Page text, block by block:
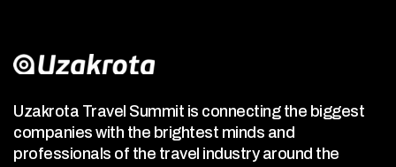
Uzakrota Travel Summit is connecting the biggest
companies with the brightest minds and
professionals of the travel industry around the